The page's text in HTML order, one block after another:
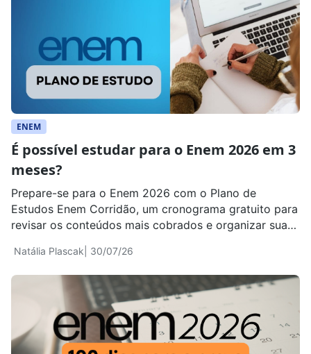
ENEM
É possível estudar para o Enem 2026 em 3
meses?
Natália Plascak | 30/07/26
Prepare-se para o Enem 2026 com o Plano de
Estudos Enem Corridão, um cronograma gratuito para
revisar os conteúdos mais cobrados e organizar sua